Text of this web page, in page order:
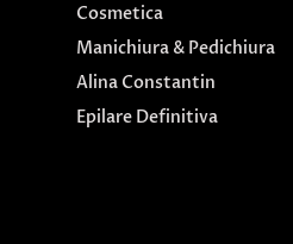
Cosmetica
Manichiura & Pedichiura
Alina Constantin
Epilare Definitiva